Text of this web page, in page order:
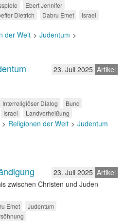
Ebert Jennifer
Dietrich Dabru Emet Israel
der Welt
Judentum
Artikel
23. Juli 2025
Interreligiöser Dialog
Bund
Israel Landverheißung
Religionen der Welt Judentum
Artikel
23. Juli 2025
zwischen Christen und Juden
Emet
Judentum